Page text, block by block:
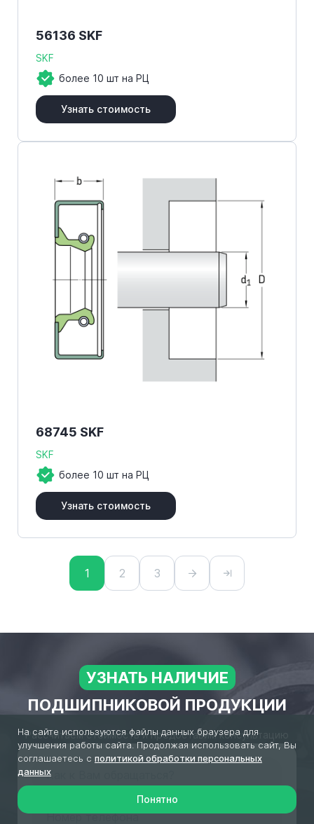
56136 SKF
SKF
более 10 шт на РЦ
Узнать стоимость
68745 SKF
SKF
более 10 шт на РЦ
Узнать стоимость
1 2 3
УЗНАТЬ НАЛИЧИЕ
ПОДШИПНИКОВОЙ ПРОДУКЦИИ
Рассчитаем стоимость и предоставим консультацию
На сайте используются файлы данных браузера для
улучшения работы сайта. Продолжая использовать сайт, Вы
соглашаетесь с политикой обработки персональных
данных
Понятно